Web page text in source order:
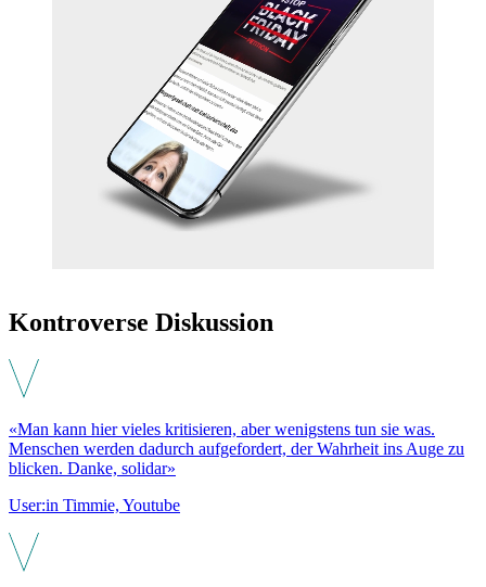
Kontroverse Diskussion
«Man kann hier vieles kritisieren, aber wenigstens tun sie was.
Menschen werden dadurch aufgefordert, der Wahrheit ins Auge zu
blicken. Danke, solidar»
User:in Timmie, Youtube